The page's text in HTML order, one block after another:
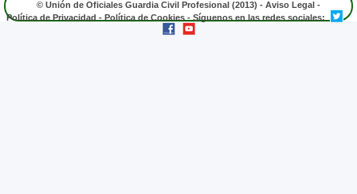
© Unión de Oficiales Guardia Civil Profesional (2013) - Aviso Legal -
Política de Privacidad - Política de Cookies - Síguenos en las redes sociales: